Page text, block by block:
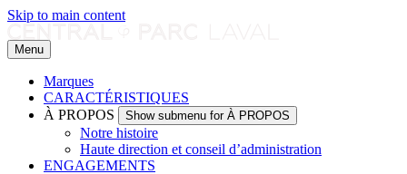
Skip to main content
Menu
Marques
CARACTÉRISTIQUES
À PROPOS
Show submenu for À PROPOS
Notre histoire
Haute direction et conseil d’administration
ENGAGEMENTS